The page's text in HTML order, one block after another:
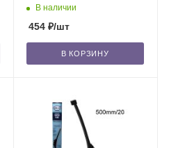
(048) 1 шт. /50
В наличии
454₽/шт
В КОРЗИНУ